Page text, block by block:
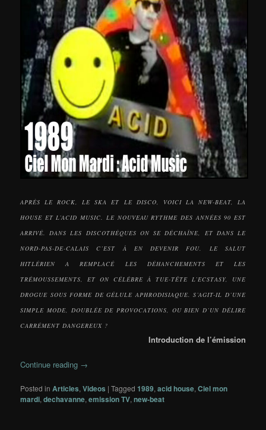
APRÈS LE ROCK, LE SKA ET LE DISCO, VOICI LA NEW-BEAT, LA
HOUSE ET L’ACID MUSIC. LE NOUVEAU RYTHME DES ANNÉES 90 EST
ARRIVÉ. DANS LES DISCOTHÈQUES ON SE DÉCHAÎNE, ET DANS LE
NORD-PAS-DE-CALAIS C’EST À EN DEVENIR FOU. LE SALUT
HITLÉRIEN A REMPLACÉ LES DÉHANCHEMENTS ET LES
TRÉMOUSSEMENTS, ET ON CÉLÈBRE À TUE-TÊTE L’ECSTASY, UNE
DROGUE SOUS FORME DE GÉLULE APHRODISIAQUE. S’AGIT-IL D’UNE
SIMPLE MODE, DOUBLÉE DE PROVOCATIONS, OU BIEN D’UN DÉLIRE
CARRÉMENT DANGEREUX ?
Introduction de l’émission
Continue reading →
Posted in Articles,Videos |Tagged 1989,acid house,Ciel mon
mardi,dechavanne,emission TV,new-beat